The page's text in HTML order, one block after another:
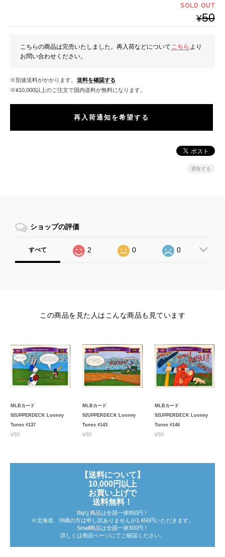
SOLD OUT
¥50
こちらの商品は完売いたしました。再入荷などについて こちら より
お問い合わせください。
※別途送料がかかります。 送料を確認する
※¥10,000以上のご注文で国内送料が無料になります。
再入荷通知を希望する
通報する
ショップの評価
すべて 2 0 0
この商品を見た人はこんな商品も見ています
MLBカード
92UPPERDECK Looney
Tunes #137
¥50
MLBカード
92UPPERDECK Looney
Tunes #143
¥50
MLBカード
92UPPERDECK Looney
Tunes #146
¥50
【送料について】
10,000円以上
お買い上げで
送料無料！
Bigな商品は全国一律850円！
※北海道、沖縄の方は申し訳ありませんが1,450円いただきます。
Small商品は全国一律300円！
詳しくは商品ページにてご確認ください。